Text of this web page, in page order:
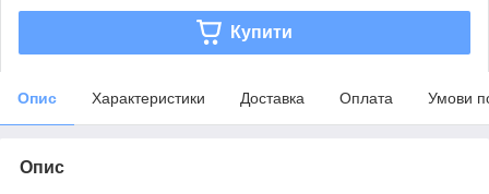
Купити
Опис Характеристики Доставка Оплата Умови
Опис